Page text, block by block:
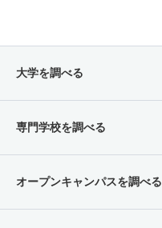
大学を調べる
専門学校を調べる
オープンキャンパスを調べる